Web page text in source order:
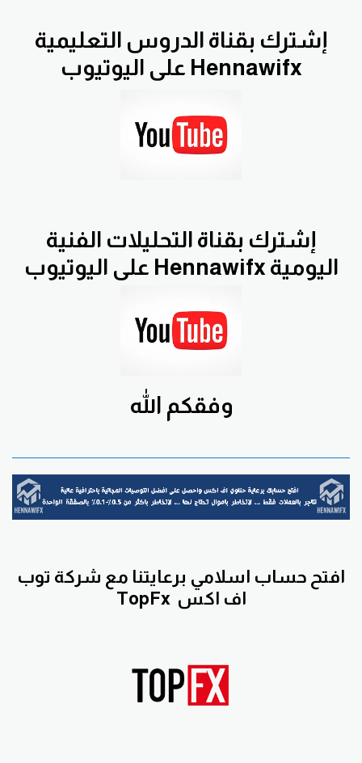
إشترك بقناة الدروس التعليمية
Hennawifx على اليوتيوب
إشترك بقناة التحليلات الفنية
اليومية Hennawifx على اليوتيوب
وفقكم الله
افتح حساب اسلامي برعايتنا مع شركة توب
اف اكس TopFx